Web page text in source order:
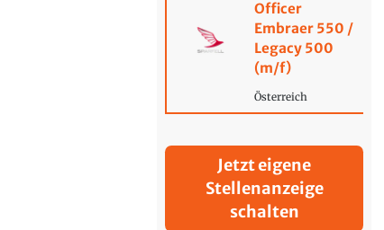
Officer
Embraer 550 /
Legacy 500
(m/f)
Österreich
Jetzt eigene
Stellenanzeige
schalten